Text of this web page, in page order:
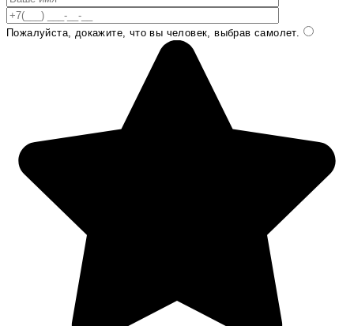
Пожалуйста, докажите, что вы человек, выбрав самолет.